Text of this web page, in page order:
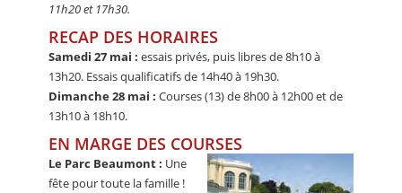
11h20 et 17h30.
RECAP DES HORAIRES
Samedi 27 mai : essais privés, puis libres de 8h10 à
13h20. Essais qualificatifs de 14h40 à 19h30.
Dimanche 28 mai : Courses (13) de 8h00 à 12h00 et de
13h10 à 18h10.
EN MARGE DES COURSES
Le Parc Beaumont : Une
fête pour toute la famille !